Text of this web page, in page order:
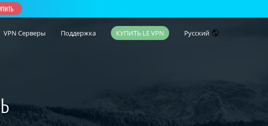
VPN Серверы Поддержка КУПИТЬ LE VPN Русский